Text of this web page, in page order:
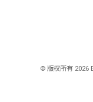
© 版权所有 2026